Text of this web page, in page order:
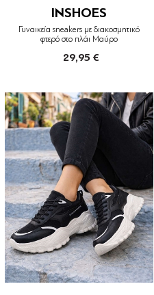
INSHOES
Γυναικεία sneakers με διακοσμητικό
φτερό στο πλάι Μαύρο
29,95 €